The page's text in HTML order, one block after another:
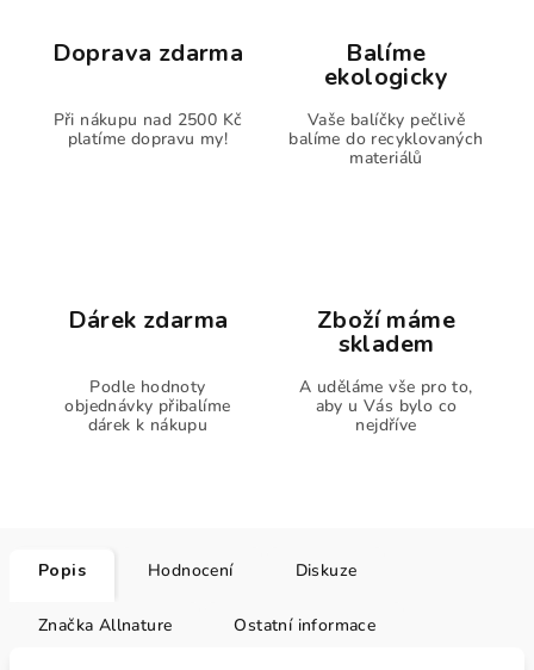
Doprava zdarma
Při nákupu nad 2500 Kč
platíme dopravu my!
Balíme
ekologicky
Vaše balíčky pečlivě
balíme do recyklovaných
materiálů
Dárek zdarma
Podle hodnoty
objednávky přibalíme
dárek k nákupu
Zboží máme
skladem
A uděláme vše pro to,
aby u Vás bylo co
nejdříve
Popis Hodnocení Diskuze
Značka Allnature Ostatní informace